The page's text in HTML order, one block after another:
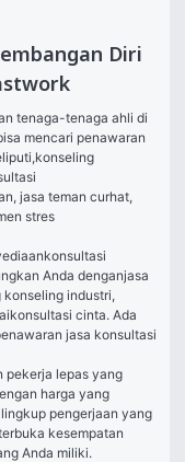
Diri
tenaga-tenaga ahli di
mencari penawaran
konseling
, jasa teman curhat,
stres
konsultasi
Anda denganjasa
konseling industri,
konsultasi cinta. Ada
jasa konsultasi
pekerja lepas yang
harga yang
pengerjaan yang
kesempatan
Anda miliki.